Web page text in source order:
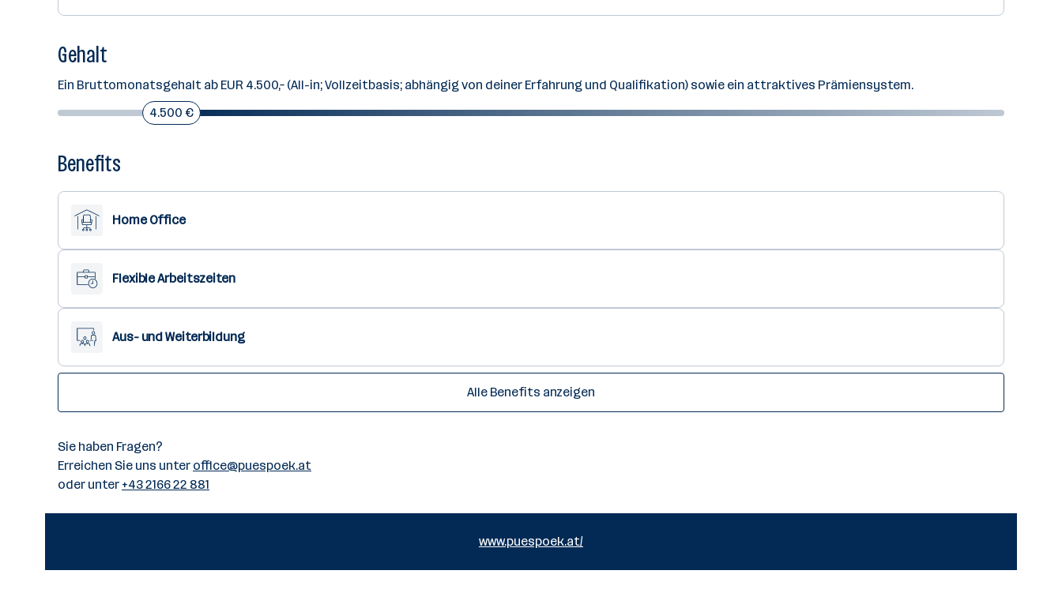
Gehalt
Ein Bruttomonatsgehalt ab EUR 4.500,– (All-in; Vollzeitbasis; abhängig von deiner Erfahrung und Qualifikation) sowie ein attraktives Prämiensystem.
4.500 €
Benefits
Home Office
Flexible Arbeitszeiten
Aus- und Weiterbildung
Alle Benefits anzeigen
Sie haben Fragen?
Erreichen Sie uns unter office@puespoek.at
oder unter +43 2166 22 881
www.puespoek.at/